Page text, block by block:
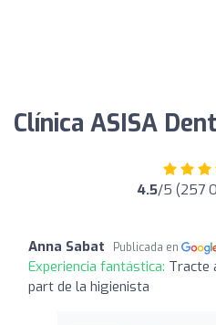
Clínica ASISA
4.5/5 (257
Anna Sabat Publicada en
Experiencia fantástica: Tracte
part de la higienista